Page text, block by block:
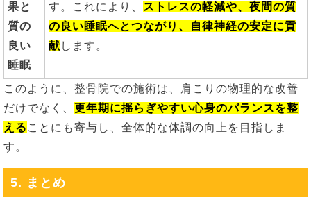
果と
質の
良い
睡眠
す。これにより、
ストレスの軽減や、夜間の質
の良い睡眠へとつながり、自律神経の安定に貢
献 します。
このように、整骨院での施術は、肩こりの物理的な改善
だけでなく、 更年期に揺らぎやすい心身のバランスを整
える ことにも寄与し、全体的な体調の向上を目指しま
す。
5. まとめ